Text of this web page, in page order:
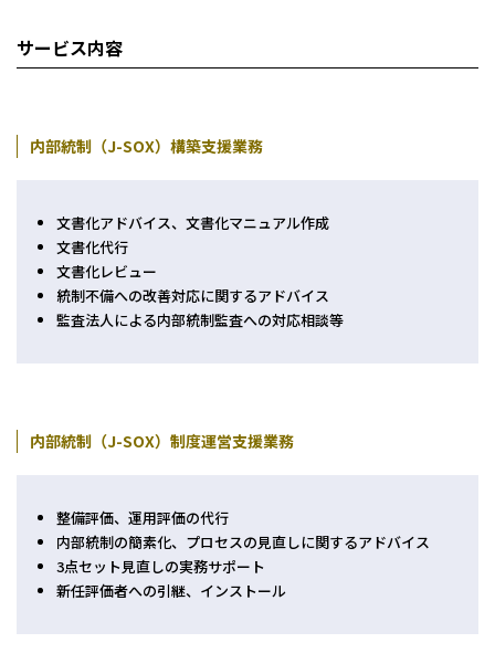
神戸三宮本部
福山本部
セミナー情報
お知らせ
Webマガジン
サービス内容
内部統制（J-SOX）構築支援業務
文書化アドバイス、文書化マニュアル作成
文書化代行
文書化レビュー
統制不備への改善対応に関するアドバイス
監査法人による内部統制監査への対応相談等
内部統制（J-SOX）制度運営支援業務
整備評価、運用評価の代行
内部統制の簡素化、プロセスの見直しに関するアドバイス
3点セット見直しの実務サポート
新任評価者への引継、インストール